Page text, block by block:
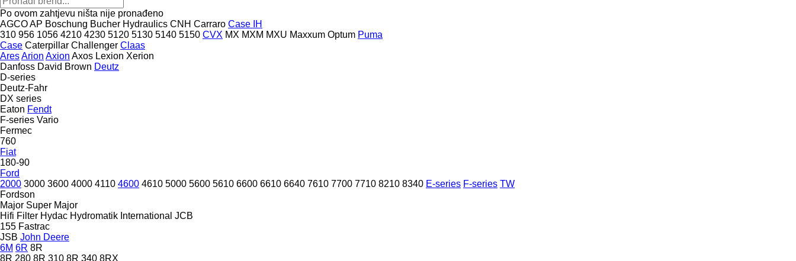
Po ovom zahtjevu ništa nije pronađeno
AGCOAP Boschung Bucher Hydraulics CNH Carraro Case IH
310 956 1056 4210 4230 5120 5130 5140 5150 CVX MX MXM MXU Maxxum Optum Puma
Case Caterpillar Challenger Claas
AresArion Axion Axos Lexion Xerion
Danfoss David Brown Deutz
D-series
Deutz-Fahr
DX series
Eaton Fendt
F-series Vario
Fermec
760
Fiat
180-90
Ford
2000 3000 3600 4000 4110 4600 4610 5000 5600 5610 6600 6610 6640 7610 7700 7710 8210 8340 E-series F-series TW
Fordson
Major Super Major
Hifi Filter Hydac Hydromatik International JCB
155 Fastrac
JSB John Deere
6M 6R 8R
8R 280 8R 310 8R 340 8RX